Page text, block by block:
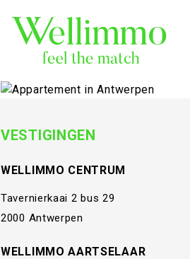
VESTIGINGEN
WELLIMMO CENTRUM
Tavernierkaai 2 bus 29
2000 Antwerpen
WELLIMMO AARTSELAAR